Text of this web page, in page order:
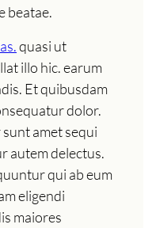
beatae.
quasi ut
illo hic. earum
Et quibusdam
dolor.
amet sequi
autem delectus.
qui ab eum
eligendi
maiores